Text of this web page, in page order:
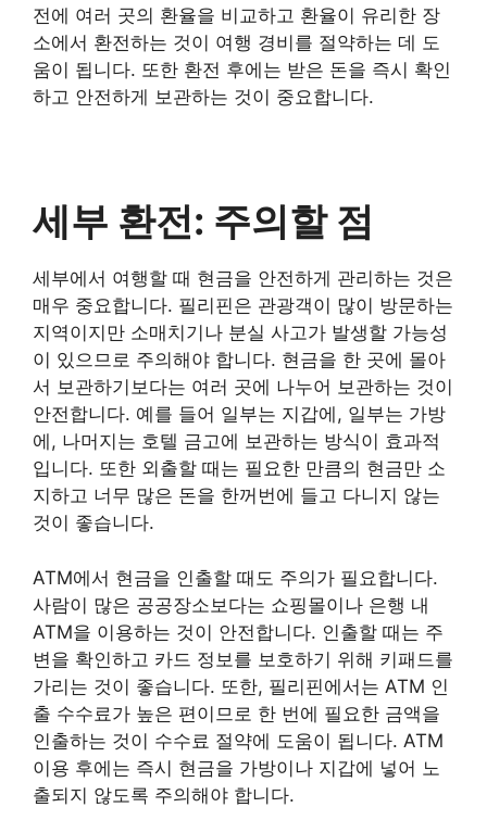
전에 여러 곳의 환율을 비교하고 환율이 유리한 장
소에서 환전하는 것이 여행 경비를 절약하는 데 도
움이 됩니다. 또한 환전 후에는 받은 돈을 즉시 확인
하고 안전하게 보관하는 것이 중요합니다.
세부 환전: 주의할 점
세부에서 여행할 때 현금을 안전하게 관리하는 것은
매우 중요합니다. 필리핀은 관광객이 많이 방문하는
지역이지만 소매치기나 분실 사고가 발생할 가능성
이 있으므로 주의해야 합니다. 현금을 한 곳에 몰아
서 보관하기보다는 여러 곳에 나누어 보관하는 것이
안전합니다. 예를 들어 일부는 지갑에, 일부는 가방
에, 나머지는 호텔 금고에 보관하는 방식이 효과적
입니다. 또한 외출할 때는 필요한 만큼의 현금만 소
지하고 너무 많은 돈을 한꺼번에 들고 다니지 않는
것이 좋습니다.
ATM에서 현금을 인출할 때도 주의가 필요합니다.
사람이 많은 공공장소보다는 쇼핑몰이나 은행 내
ATM을 이용하는 것이 안전합니다. 인출할 때는 주
변을 확인하고 카드 정보를 보호하기 위해 키패드를
가리는 것이 좋습니다. 또한, 필리핀에서는 ATM 인
출 수수료가 높은 편이므로 한 번에 필요한 금액을
인출하는 것이 수수료 절약에 도움이 됩니다. ATM
이용 후에는 즉시 현금을 가방이나 지갑에 넣어 노
출되지 않도록 주의해야 합니다.